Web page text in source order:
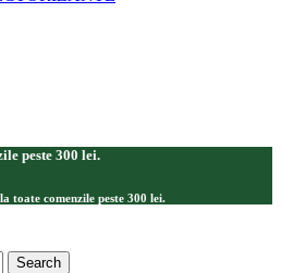
peste 300 lei.
toate comenzile peste 300 lei.
Search